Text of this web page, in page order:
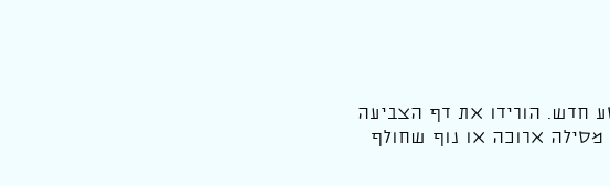
חדש. הורידו את דף הצביעה
מסילה ארוכה או נוף שחולף